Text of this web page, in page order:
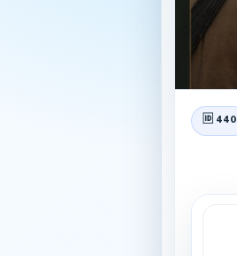
🆔 440